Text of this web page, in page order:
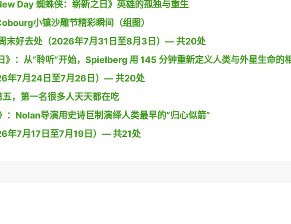
Day 蜘蛛侠：崭新之日》英雄的孤独与重生
小镇沙雕节精彩瞬间（组图）
末好去处（2026年7月31日至8月3日）— 共20处
：从“聆听”开始，Spielberg 用 145 分钟重新定义人类与外星生命的
年7月24日至7月26日）— 共20处
，第一名很多人天天都在吃
Nolan导演用史诗巨制演绎人类最早的“归心似箭”
年7月17日至7月19日）— 共21处